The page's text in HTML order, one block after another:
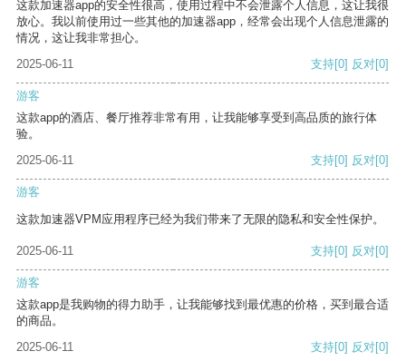
这款加速器app的安全性很高，使用过程中不会泄露个人信息，这让我很
放心。我以前使用过一些其他的加速器app，经常会出现个人信息泄露的
情况，这让我非常担心。
2025-06-11
支持[0] 反对[0]
游客
这款app的酒店、餐厅推荐非常有用，让我能够享受到高品质的旅行体
验。
2025-06-11
支持[0] 反对[0]
游客
这款加速器VPM应用程序已经为我们带来了无限的隐私和安全性保护。
2025-06-11 支持[0] 反对[0]
游客
这款app是我购物的得力助手，让我能够找到最优惠的价格，买到最合适
的商品。
2025-06-11
支持[0] 反对[0]